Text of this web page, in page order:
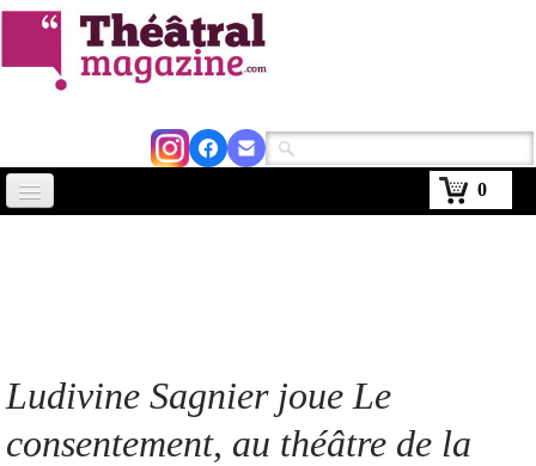
0
Ludivine Sagnier joue Le
consentement, au théâtre de la